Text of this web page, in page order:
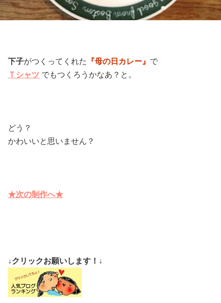
下子がつくってくれた 『母の日カレー』 で
Ｔシャツ でもつくろうかなあ？と。
どう？
かわいいと思いません？
★次の制作へ★
↓クリックお願いします！↓